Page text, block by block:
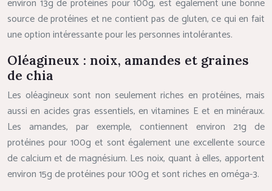
environ 13g de protéines pour 100g, est également une bonne
source de protéines et ne contient pas de gluten, ce qui en fait
une option intéressante pour les personnes intolérantes.
Oléagineux : noix, amandes et graines
de chia
Les oléagineux sont non seulement riches en protéines, mais
aussi en acides gras essentiels, en vitamines E et en minéraux.
Les amandes, par exemple, contiennent environ 21g de
protéines pour 100g et sont également une excellente source
de calcium et de magnésium. Les noix, quant à elles, apportent
environ 15g de protéines pour 100g et sont riches en oméga-3.